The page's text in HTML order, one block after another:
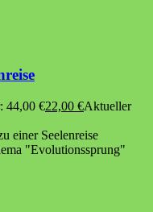
44,00 €22,00 €Aktueller
einer Seelenreise
"Evolutionssprung"